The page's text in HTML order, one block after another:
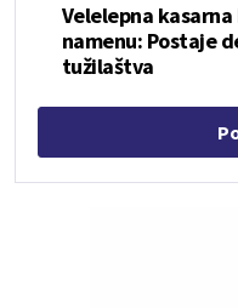
Velelepna
namenu: Postaje
tužilaštva